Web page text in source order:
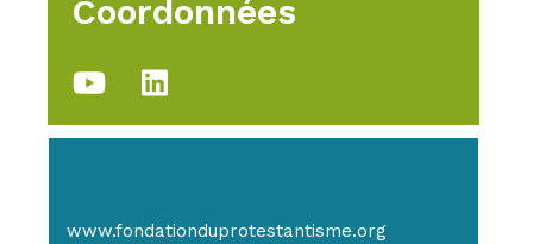
Coordonnées
www.fondationduprotestantisme.org